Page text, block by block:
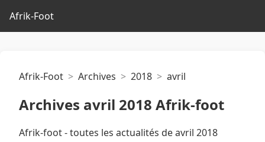
Afrik-Foot
Afrik-Foot Archives 2018 avril
Archives avril 2018 Afrik-foot
Afrik-foot - toutes les actualités de avril 2018